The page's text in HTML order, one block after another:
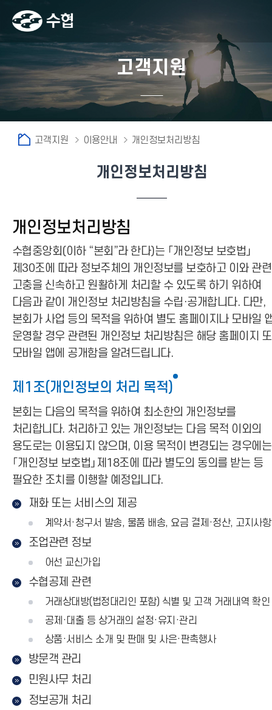
고객지원
고객지원 이용안내 개인정보처리방침
개인정보처리방침
개인정보처리방침
수협중앙회(이하 “본회”라 한다)는 「개인정보 보호법」
제30조에 따라 정보주체의 개인정보를 보호하고 이와 관
고충을 신속하고 원활하게 처리할 수 있도록 하기 위하여
다음과 같이 개인정보 처리방침을 수립·공개합니다. 다만,
본회가 사업 등의 목적을 위하여 별도 홈페이지나 모바일
운영할 경우 관련된 개인정보 처리방침은 해당 홈페이지
모바일 앱에 공개함을 알려드립니다.
제1조(개인정보의 처리 목적)
본회는 다음의 목적을 위하여 최소한의 개인정보를
처리합니다. 처리하고 있는 개인정보는 다음 목적 이외의
용도로는 이용되지 않으며, 이용 목적이 변경되는 경우에는
「개인정보 보호법」제18조에 따라 별도의 동의를 받는 등
필요한 조치를 이행할 예정입니다.
재화 또는 서비스의 제공
계약서·청구서 발송, 물품 배송, 요금 결제·정산, 고지사
조업관련 정보
어선 교신가입
수협공제 관련
거래상대방(법정대리인 포함) 식별 및 고객 거래내역 확인
공제·대출 등 상거래의 설정·유지·관리
상품·서비스 소개 및 판매 및 사은·판촉행사
방문객 관리
민원사무 처리
정보공개 처리